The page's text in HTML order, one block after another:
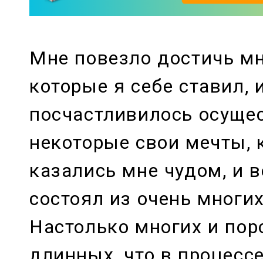
Мне повезло достичь
которые я себе ставил,
посчастливилось
некоторые свои мечты,
казались мне чудом, и
состоял из очень
Настолько многих и